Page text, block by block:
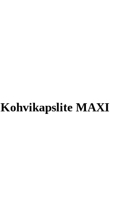
Kohvikapslite MAXI